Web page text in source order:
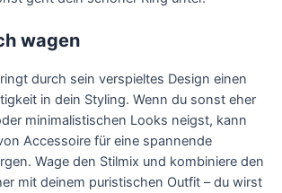
wagen
durch sein verspieltes Design einen
in dein Styling. Wenn du sonst eher
minimalistischen Looks neigst, kann
Accessoire für eine spannende
Wage den Stilmix und kombiniere den
mit deinem puristischen Outfit – du wirst